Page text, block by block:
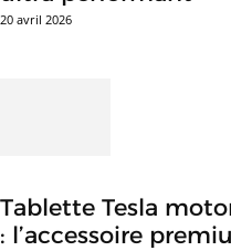
20 avril 2026
Tablette Tesla
: l’accessoire